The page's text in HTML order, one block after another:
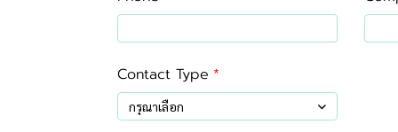
Contact Type
กรุณาเลือก